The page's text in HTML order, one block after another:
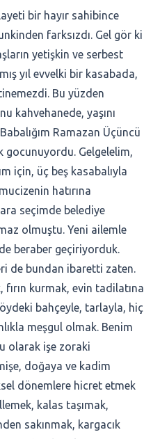
bir hayır sahibince
farksızdı. Gel gör ki
yetişkin ve serbest
yıl evvelki bir kasabada,
Bu yüzden
kahvehanede, yaşını
Ramazan Üçüncü
gocunuyordu. Gelgelelim,
için, üç beş kasabalıyla
hatırına
seçimde belediye
olmuştu. Yeni ailemle
beraber geçiriyorduk.
de bundan ibaretti zaten.
kurmak, evin tadilatına
bahçeyle, tarlayla, hiç
meşgul olmak. Benim
olarak işe zoraki
doğaya ve kadim
dönemlere hicret etmek
kalas taşımak,
sakınmak, kargacık